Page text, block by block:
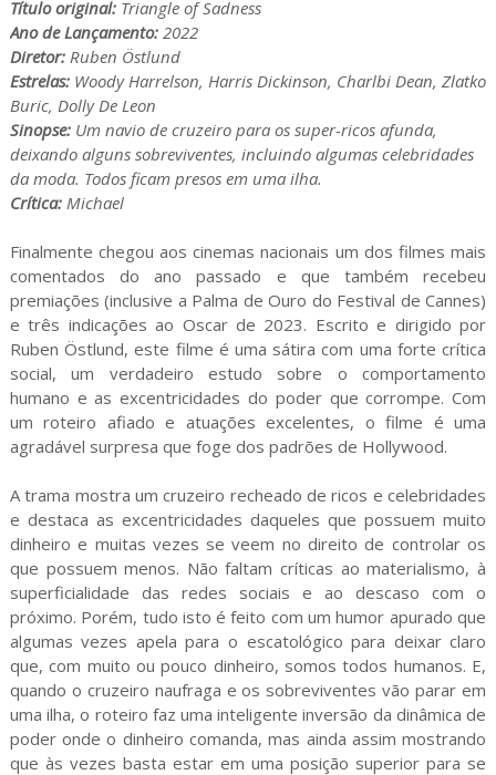
Título original:Triangle of Sadness
Ano de Lançamento:2022
Diretor: Ruben Östlund
Estrelas: Woody Harrelson, Harris Dickinson, Charlbi Dean, Zlatko
Buric, Dolly De Leon
Sinopse: Um navio de cruzeiro para os super-ricos afunda,
deixando alguns sobreviventes, incluindo algumas celebridades
da moda. Todos ficam presos em uma ilha.
Crítica:Michael
Finalmente chegou aos cinemas nacionais um dos filmes mais
comentados do ano passado e que também recebeu
premiações (inclusive a Palma de Ouro do Festival de Cannes)
e três indicações ao Oscar de 2023. Escrito e dirigido por
Ruben Östlund, este filme é uma sátira com uma forte crítica
social, um verdadeiro estudo sobre o comportamento
humano e as excentricidades do poder que corrompe. Com
um roteiro afiado e atuações excelentes, o filme é uma
agradável surpresa que foge dos padrões de Hollywood.
A trama mostra um cruzeiro recheado de ricos e celebridades
e destaca as excentricidades daqueles que possuem muito
dinheiro e muitas vezes se veem no direito de controlar os
que possuem menos. Não faltam críticas ao materialismo, à
superficialidade das redes sociais e ao descaso com o
próximo. Porém, tudo isto é feito com um humor apurado que
algumas vezes apela para o escatológico para deixar claro
que, com muito ou pouco dinheiro, somos todos humanos. E,
quando o cruzeiro naufraga e os sobreviventes vão parar em
uma ilha, o roteiro faz uma inteligente inversão da dinâmica de
poder onde o dinheiro comanda, mas ainda assim mostrando
que às vezes basta estar em uma posição superior para se